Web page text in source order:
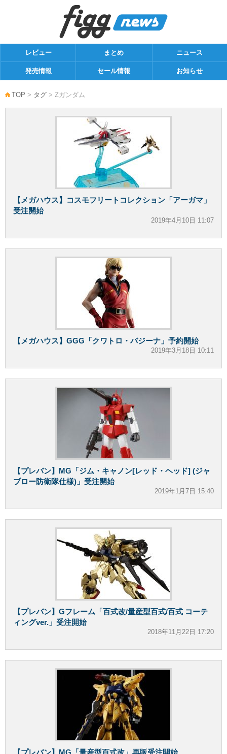
レビュー まとめ ニュース
発売情報 セール情報 お知らせ
TOP > タグ > Zガンダム
【メガハウス】コスモフリートコレクション「アーガマ」
受注開始
2019年4月10日 11:07
【メガハウス】GGG「クワトロ・バジーナ」予約開始
2019年3月18日 10:11
【プレバン】MG「ジム・キャノン[レッド・ヘッド] (ジャ
ブロー防衛隊仕様)」受注開始
2019年1月7日 15:40
【プレバン】Gフレーム「百式改/量産型百式/百式 コーテ
ィングver.」受注開始
2018年11月22日 17:20
【プレバン】MG「量産型百式改」再販受注開始